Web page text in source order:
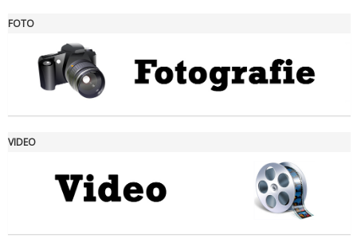
Ddl Lobby, Uisp: “Il Parlamento valorizzi le nostre specificità"
FOTO
VIDEO